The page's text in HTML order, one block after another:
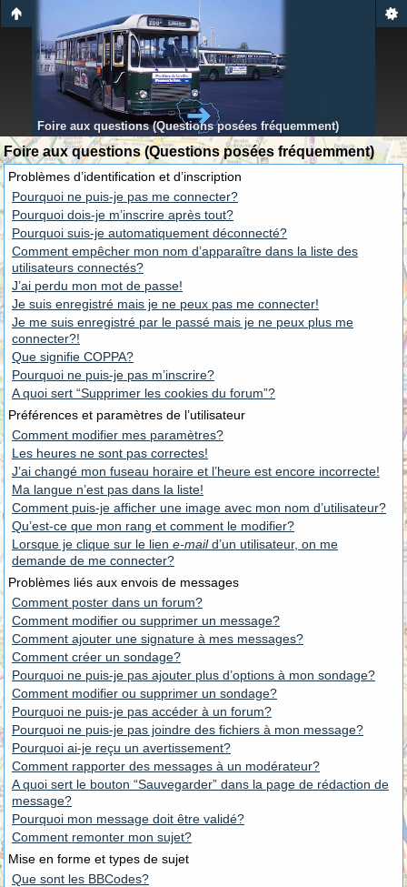
Foire aux questions (Questions posées fréquemment)
Foire aux questions (Questions posées fréquemment)
Problèmes d’identification et d’inscription
Pourquoi ne puis-je pas me connecter?
Pourquoi dois-je m’inscrire après tout?
Pourquoi suis-je automatiquement déconnecté?
Comment empêcher mon nom d’apparaître dans la liste des
utilisateurs connectés?
J’ai perdu mon mot de passe!
Je suis enregistré mais je ne peux pas me connecter!
Je me suis enregistré par le passé mais je ne peux plus me
connecter?!
Que signifie COPPA?
Pourquoi ne puis-je pas m’inscrire?
A quoi sert “Supprimer les cookies du forum”?
Préférences et paramètres de l’utilisateur
Comment modifier mes paramètres?
Les heures ne sont pas correctes!
J’ai changé mon fuseau horaire et l’heure est encore incorrecte!
Ma langue n’est pas dans la liste!
Comment puis-je afficher une image avec mon nom d’utilisateur?
Qu’est-ce que mon rang et comment le modifier?
Lorsque je clique sur le lien e-maild’un utilisateur, on me
demande de me connecter?
Problèmes liés aux envois de messages
Comment poster dans un forum?
Comment modifier ou supprimer un message?
Comment ajouter une signature à mes messages?
Comment créer un sondage?
Pourquoi ne puis-je pas ajouter plus d’options à mon sondage?
Comment modifier ou supprimer un sondage?
Pourquoi ne puis-je pas accéder à un forum?
Pourquoi ne puis-je pas joindre des fichiers à mon message?
Pourquoi ai-je reçu un avertissement?
Comment rapporter des messages à un modérateur?
A quoi sert le bouton “Sauvegarder” dans la page de rédaction de
message?
Pourquoi mon message doit être validé?
Comment remonter mon sujet?
Mise en forme et types de sujet
Que sont les BBCodes?